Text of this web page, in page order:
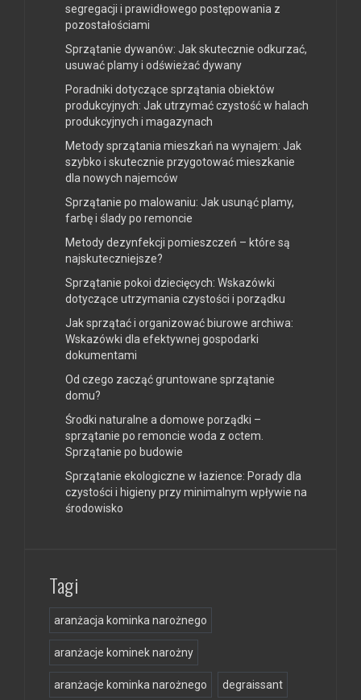
segregacji i prawidłowego postępowania z
pozostałościami
Sprzątanie dywanów: Jak skutecznie odkurzać,
usuwać plamy i odświeżać dywany
Poradniki dotyczące sprzątania obiektów
produkcyjnych: Jak utrzymać czystość w halach
produkcyjnych i magazynach
Metody sprzątania mieszkań na wynajem: Jak
szybko i skutecznie przygotować mieszkanie
dla nowych najemców
Sprzątanie po malowaniu: Jak usunąć plamy,
farbę i ślady po remoncie
Metody dezynfekcji pomieszczeń – które są
najskuteczniejsze?
Sprzątanie pokoi dziecięcych: Wskazówki
dotyczące utrzymania czystości i porządku
Jak sprzątać i organizować biurowe archiwa:
Wskazówki dla efektywnej gospodarki
dokumentami
Od czego zacząć gruntowane sprzątanie
domu?
Środki naturalne a domowe porządki –
sprzątanie po remoncie woda z octem.
Sprzątanie po budowie
Sprzątanie ekologiczne w łazience: Porady dla
czystości i higieny przy minimalnym wpływie na
środowisko
Tagi
aranżacja kominka narożnego
aranżacje kominek narożny
aranżacje kominka narożnego degraissant